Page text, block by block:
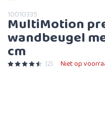
10010335
MultiMotion
wandbeugel
cm
(2) Niet op